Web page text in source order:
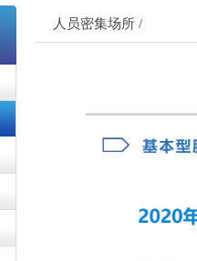
人员密集场所 /